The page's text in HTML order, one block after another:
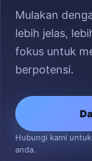
Mulakan
lebih jelas,
fokus untuk
berpotensi.
Hubungi kami
anda.